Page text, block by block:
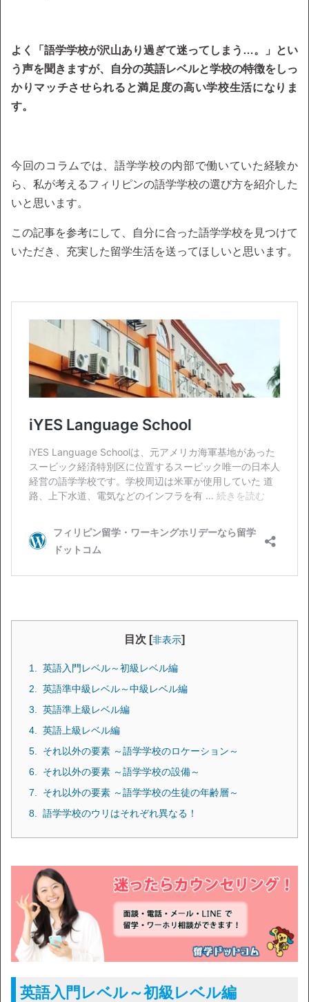
よく「語学学校が沢山あり過ぎて迷ってしまう…。」とい
う声を聞きますが、自分の英語レベルと学校の特徴をしっ
かりマッチさせられると満足度の高い学校生活になりま
す。
今回のコラムでは、語学学校の内部で働いていた経験か
ら、私が考えるフィリピンの語学学校の選び方を紹介した
いと思います。
この記事を参考にして、自分に合った語学学校を見つけて
いただき、充実した留学生活を送ってほしいと思います。
目次 [非表示]
英語入門レベル～初級レベル編
英語準中級レベル～中級レベル編
英語準上級レベル編
英語上級レベル編
それ以外の要素 ～語学学校のロケーション～
それ以外の要素 ～語学学校の設備～
それ以外の要素 ～語学学校の生徒の年齢層～
語学学校のウリはそれぞれ異なる！
英語入門レベル～初級レベル編